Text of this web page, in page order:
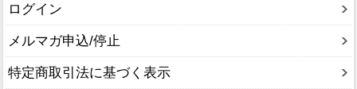
ログイン
メルマガ申込/停止
特定商取引法に基づく表示